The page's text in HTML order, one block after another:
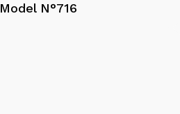
Model N°716